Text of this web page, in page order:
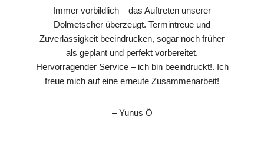
Immer vorbildlich – das Auftreten unserer
Dolmetscher überzeugt. Termintreue und
Zuverlässigkeit beeindrucken, sogar noch früher
als geplant und perfekt vorbereitet.
Hervorragender Service – ich bin beeindruckt!. Ich
freue mich auf eine erneute Zusammenarbeit!
– Yunus Ö